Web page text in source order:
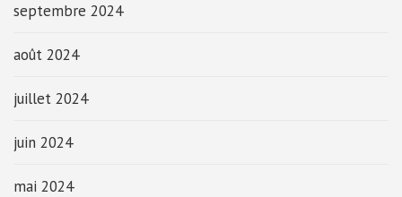
septembre 2024
août 2024
juillet 2024
juin 2024
mai 2024